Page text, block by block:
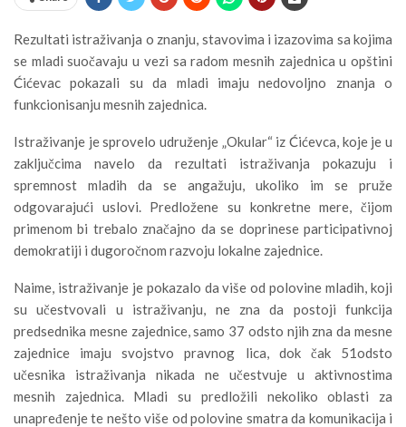
Rezultati istraživanja o znanju, stavovima i izazovima sa kojima
se mladi suočavaju u vezi sa radom mesnih zajednica u opštini
Ćićevac pokazali su da mladi imaju nedovoljno znanja o
funkcionisanju mesnih zajednica.
Istraživanje je sprovelo udruženje „Okular“ iz Ćićevca, koje je u
zaključcima navelo da rezultati istraživanja pokazuju i
spremnost mladih da se angažuju, ukoliko im se pruže
odgovarajući uslovi. Predložene su konkretne mere, čijom
primenom bi trebalo značajno da se doprinese participativnoj
demokratiji i dugoročnom razvoju lokalne zajednice.
Naime, istraživanje je pokazalo da više od polovine mladih, koji
su učestvovali u istraživanju, ne zna da postoji funkcija
predsednika mesne zajednice, samo 37 odsto njih zna da mesne
zajednice imaju svojstvo pravnog lica, dok čak 51odsto
učesnika istraživanja nikada ne učestvuje u aktivnostima
mesnih zajednica. Mladi su predložili nekoliko oblasti za
unapređenje te nešto više od polovine smatra da komunikacija i